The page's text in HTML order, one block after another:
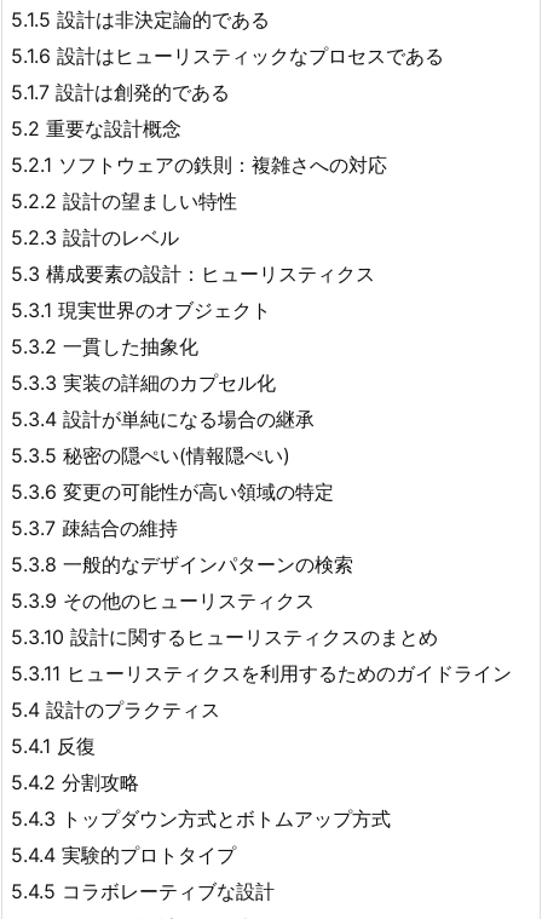
5.1.5 設計は非決定論的である
5.1.6 設計はヒューリスティックなプロセスである
5.1.7 設計は創発的である
5.2 重要な設計概念
5.2.1 ソフトウェアの鉄則：複雑さへの対応
5.2.2 設計の望ましい特性
5.2.3 設計のレベル
5.3 構成要素の設計：ヒューリスティクス
5.3.1 現実世界のオブジェクト
5.3.2 一貫した抽象化
5.3.3 実装の詳細のカプセル化
5.3.4 設計が単純になる場合の継承
5.3.5 秘密の隠ぺい(情報隠ぺい)
5.3.6 変更の可能性が高い領域の特定
5.3.7 疎結合の維持
5.3.8 一般的なデザインパターンの検索
5.3.9 その他のヒューリスティクス
5.3.10 設計に関するヒューリスティクスのまとめ
5.3.11 ヒューリスティクスを利用するためのガイドライン
5.4 設計のプラクティス
5.4.1 反復
5.4.2 分割攻略
5.4.3 トップダウン方式とボトムアップ方式
5.4.4 実験的プロトタイプ
5.4.5 コラボレーティブな設計